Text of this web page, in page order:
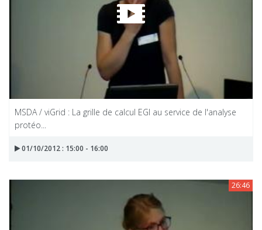
MSDA / viGrid : La grille de calcul EGI au service de l'analyse
protéo...
01/10/2012 : 15:00 - 16:00
26:46